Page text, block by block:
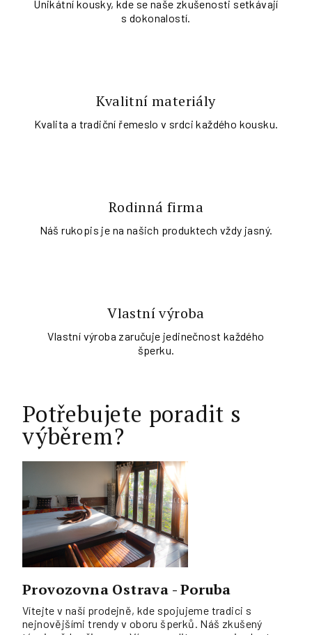
Unikátní kousky, kde se naše zkušenosti setkávají
s dokonalostí.
Kvalitní materiály
Kvalita a tradiční řemeslo v srdci každého kousku.
Rodinná firma
Náš rukopis je na našich produktech vždy jasný.
Vlastní výroba
Vlastní výroba zaručuje jedinečnost každého
šperku.
Potřebujete poradit s
výběrem?
Provozovna Ostrava - Poruba
Vítejte v naší prodejně, kde spojujeme tradici s
nejnovějšími trendy v oboru šperků. Náš zkušený